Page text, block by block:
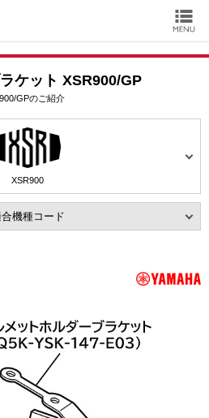
ケット XSR900/GP
GPのご紹介
XSR900
機種コード